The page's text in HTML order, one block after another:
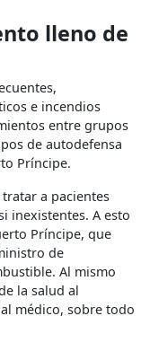
lleno de
e incendios
entre grupos
de autodefensa
Príncipe.
a pacientes
inexistentes. A esto
Príncipe, que
de
Al mismo
la salud al
médico, sobre todo